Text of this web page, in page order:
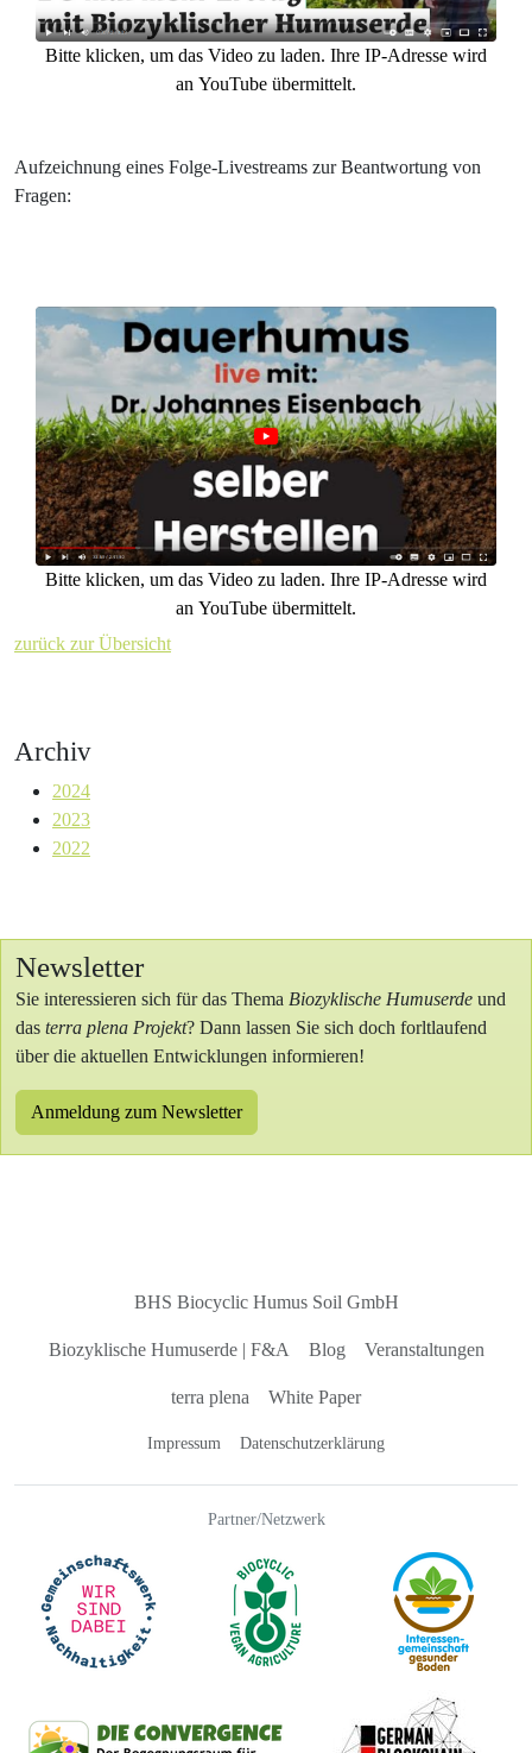
Bitte klicken, um das Video zu laden. Ihre IP-Adresse wird
an YouTube übermittelt.
Aufzeichnung eines Folge-Livestreams zur Beantwortung von
Fragen:
Bitte klicken, um das Video zu laden. Ihre IP-Adresse wird
an YouTube übermittelt.
zurück zur Übersicht
Archiv
2024
2023
2022
Newsletter
Sie interessieren sich für das Thema Biozyklische Humuserde und
das terra plena Projekt? Dann lassen Sie sich doch forltlaufend
über die aktuellen Entwicklungen informieren!
Anmeldung zum Newsletter
BHS Biocyclic Humus Soil GmbH
Biozyklische Humuserde| F&A Blog Veranstaltungen
terra plena White Paper
Impressum Datenschutzerklärung
Partner/Netzwerk